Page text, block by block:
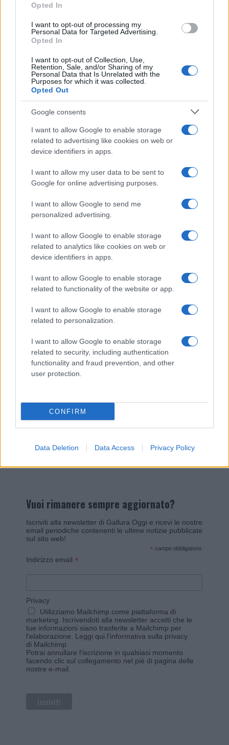
Opted In
I want to opt-out of processing my
Personal Data for Targeted Advertising.
Opted In
I want to opt-out of Collection, Use,
Retention, Sale, and/or Sharing of my
Personal Data that Is Unrelated with the
Purposes for which it was collected.
Opted Out
Google consents
I want to allow Google to enable storage
related to advertising like cookies on web or
device identifiers in apps.
I want to allow my user data to be sent to
Google for online advertising purposes.
I want to allow Google to send me
personalized advertising.
I want to allow Google to enable storage
related to analytics like cookies on web or
device identifiers in apps.
I want to allow Google to enable storage
related to functionality of the website or app.
I want to allow Google to enable storage
related to personalization.
I want to allow Google to enable storage
related to security, including authentication
functionality and fraud prevention, and other
user protection.
CONFIRM
Data Deletion Data Access Privacy Policy
NECROLOGIE
Mario Malu
Paolo Pinna
Martina Agostina Diturco
I nostri cari
I nostri cari
Giovannimaria Cabras
Vuoi rimanere sempre aggiornato?
Iscriviti alla newsletter di Gallura Oggi e ricevi le nostre
email periodiche contenenti le ultime notizie pubblicate
sul sito web!
* campo obbligatorio
Indirizzo email *
Privacy
Utilizziamo Mailchimp come piattaforma di
marketing. Iscrivendoti alla newsletter accetti che le
tue informazioni siano trasferite a Mailchimp per
l'elaborazione. Leggi qui l'informativa sulla privacy
di Mailchimp
Potrai annullare l'iscrizione in qualsiasi momento
facendo clic sul collegamento nel piè di pagina delle
nostre e-mail.